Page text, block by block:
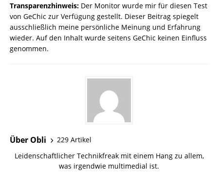
Transparenzhinweis: Der Monitor wurde mir für diesen Test
von GeChic zur Verfügung gestellt. Dieser Beitrag spiegelt
ausschließlich meine persönliche Meinung und Erfahrung
wieder. Auf den Inhalt wurde seitens GeChic keinen Einfluss
genommen.
Über Obli
229 Artikel
Leidenschaftlicher Technikfreak mit einem Hang zu allem,
was irgendwie multimedial ist.